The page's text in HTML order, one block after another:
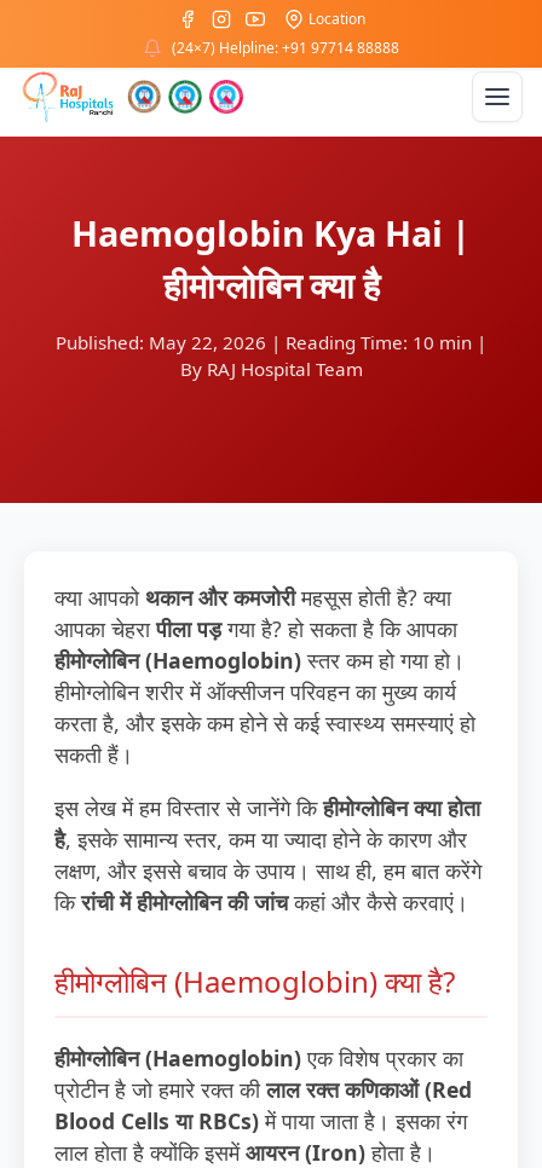
Location
(24×7) Helpline: +91 97714 88888
Blog › हीमोग्लोबिन क्या है
Haemoglobin Kya Hai |
हीमोग्लोबिन क्या है
Published: May 22, 2026 | Reading Time: 10 min |
By RAJ Hospital Team
क्या आपकोथकान और कमजोरीमहसूस होती है? क्या
आपका चेहरापीला पड़गया है? हो सकता है कि आपका
हीमोग्लोबिन (Haemoglobin)स्तर कम हो गया हो।
हीमोग्लोबिन शरीर में ऑक्सीजन परिवहन का मुख्य कार्य
करता है, और इसके कम होने से कई स्वास्थ्य समस्याएं हो
सकती हैं।
इस लेख में हम विस्तार से जानेंगे किहीमोग्लोबिन क्या होता
है, इसके सामान्य स्तर, कम या ज्यादा होने के कारण और
लक्षण, और इससे बचाव के उपाय। साथ ही, हम बात करेंगे
किरांची में हीमोग्लोबिन की जांचकहां और कैसे करवाएं।
हीमोग्लोबिन (Haemoglobin) क्या है?
हीमोग्लोबिन (Haemoglobin)एक विशेष प्रकार का
प्रोटीन है जो हमारे रक्त कीलाल रक्त कणिकाओं (Red
Blood Cells या RBCs)में पाया जाता है। इसका रंग
लाल होता है क्योंकि इसमेंआयरन (Iron)होता है।